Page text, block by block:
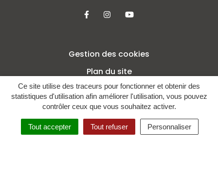
Ce site utilise des traceurs pour fonctionner et obtenir des
statistiques d'utilisation afin améliorer l'utilisation, vous pouvez
contrôler ceux que vous souhaitez activer.
Tout accepter Tout refuser Personnaliser
Lien vers le compte Facebook
Lien vers le compte
Lien vers la chaîne
Gestion des cookies
Plan du site
Mentions légales
Crédits
Politique de confidentialité